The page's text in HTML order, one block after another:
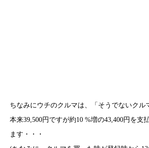
ちなみにウチのクルマは、「そうでないクル
本来39,500円ですが約10 %増の43,400円を支
ます・・・